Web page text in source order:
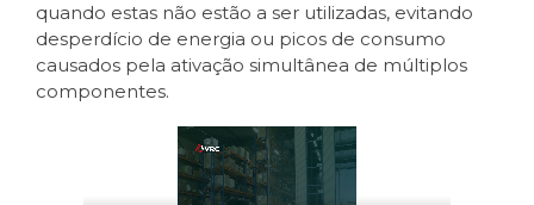
quando estas não estão a ser utilizadas, evitando
desperdício de energia ou picos de consumo
causados pela ativação simultânea de múltiplos
componentes.